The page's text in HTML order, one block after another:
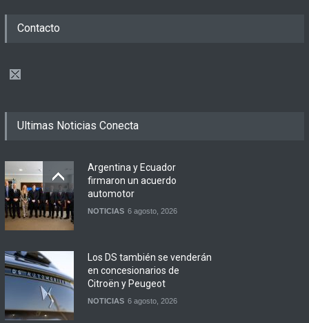
Contacto
Ultimas Noticias Conecta
Argentina y Ecuador
firmaron un acuerdo
automotor
NOTICIAS 6 agosto, 2026
Los DS también se venderán
en concesionarios de
Citroën y Peugeot
NOTICIAS 6 agosto, 2026